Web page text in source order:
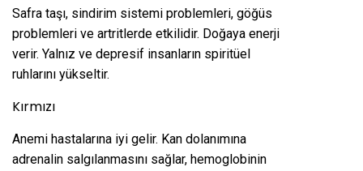
Safra taşı, sindirim sistemi problemleri, göğüs
problemleri ve artritlerde etkilidir. Doğaya enerji
verir. Yalnız ve depresif insanların spiritüel
ruhlarını yükseltir.
Kırmızı
Anemi hastalarına iyi gelir. Kan dolanımına
adrenalin salgılanmasını sağlar, hemoglobinin